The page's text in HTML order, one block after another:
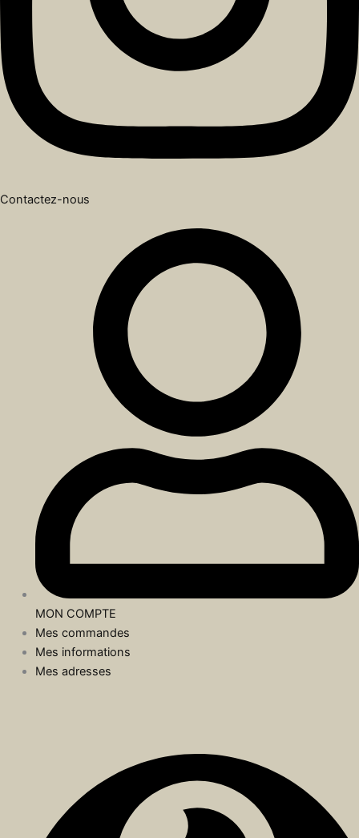
Contactez-nous
MON COMPTE
Mes commandes
Mes informations
Mes adresses